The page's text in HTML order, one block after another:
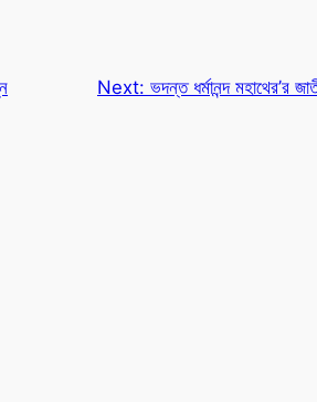
Next: ভদন্ত ধর্মানন্দ মহাথের’র